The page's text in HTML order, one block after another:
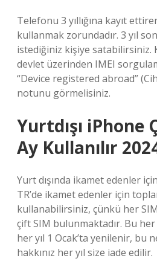
Telefonu 3 yıllığına kayıt
kullanmak zorundadır. 3 yıl
istediğiniz kişiye satabilirsiniz.
devlet üzerinden IMEI
“Device registered abroad”
notunu görmelisiniz.
Yurtdışı iPhone
Ay Kullanılır
Yurt dışında ikamet edenler
TR’de ikamet edenler için
kullanabilirsiniz, çünkü her
çift SIM bulunmaktadır. Bu
her yıl 1 Ocak’ta yenilenir, bu
hakkınız her yıl size iade edilir.